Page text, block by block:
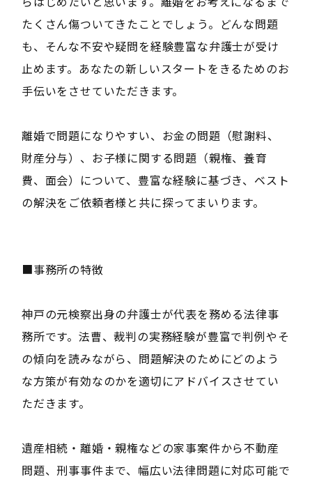
たくさん傷ついてきたことでしょう。どんな問題
も、そんな不安や疑問を経験豊富な弁護士が受け
止めます。あなたの新しいスタートをきるためのお
手伝いをさせていただきます。
離婚で問題になりやすい、お金の問題（慰謝料、
財産分与）、お子様に関する問題（親権、養育
費、面会）について、豊富な経験に基づき、ベスト
の解決をご依頼者様と共に探ってまいります。
■事務所の特徴
神戸の元検察出身の弁護士が代表を務める法律事
務所です。法曹、裁判の実務経験が豊富で判例やそ
の傾向を読みながら、問題解決のためにどのよう
な方策が有効なのかを適切にアドバイスさせてい
ただきます。
遺産相続・離婚・親権などの家事案件から不動産
問題、刑事事件まで、幅広い法律問題に対応可能で